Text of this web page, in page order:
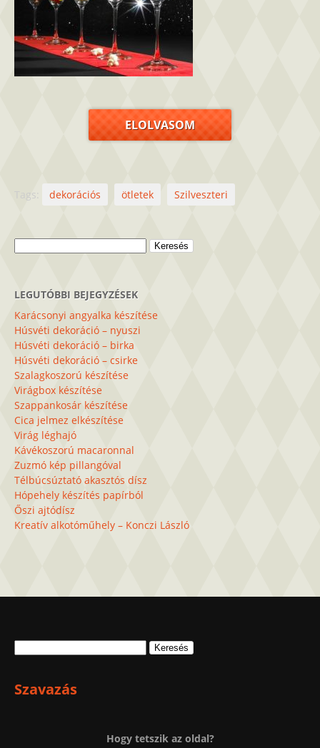
ELOLVASOM
Tags: dekorációs ötletek Szilveszteri
LEGUTÓBBI BEJEGYZÉSEK
Karácsonyi angyalka készítése
Húsvéti dekoráció – nyuszi
Húsvéti dekoráció – birka
Húsvéti dekoráció – csirke
Szalagkoszorú készítése
Virágbox készítése
Szappankosár készítése
Cica jelmez elkészítése
Virág léghajó
Kávékoszorú macaronnal
Zuzmó kép pillangóval
Télbúcsúztató akasztós dísz
Hópehely készítés papírból
Őszi ajtódísz
Kreatív alkotóműhely – Konczi László
Szavazás
Hogy tetszik az oldal?